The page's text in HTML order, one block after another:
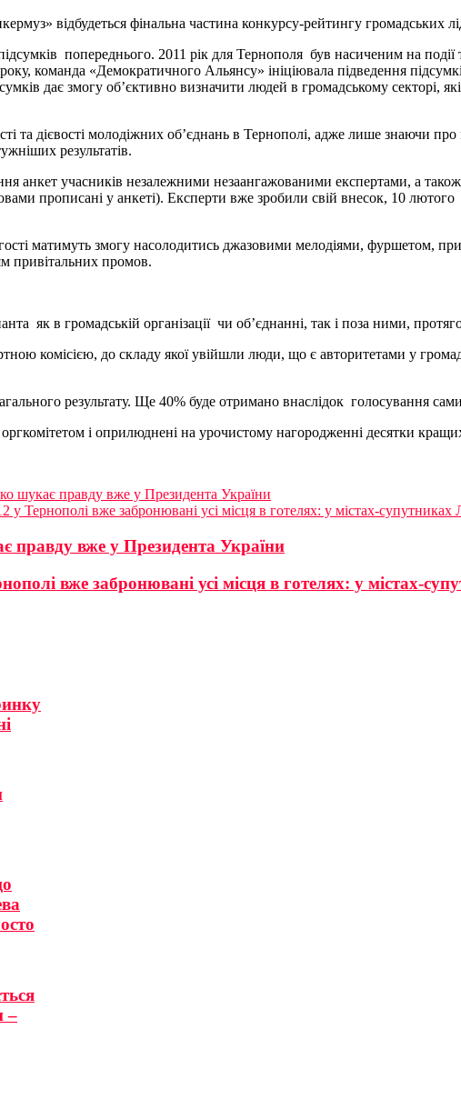
відбудеться фінальна частина конкурсу-рейтингу громадських
попереднього. 2011 рік для Тернополя був насиченим на
команда «Демократичного Альянсу» ініціювала підведення
дає змогу об’єктивно визначити людей в громадському секторі,
та дієвості молодіжних об’єднань в Тернополі, адже лише знаючи
результатів.
анкет учасників незалежними незаангажованими експертами, а
прописані у анкеті). Експерти вже зробили свій внесок, 10
матимуть змогу насолодитись джазовими мелодіями, фуршетом,
привітальних промов.
як в громадській організації чи об’єднанні, так і поза ними,
комісією, до складу якої увійшли люди, що є авторитетами у
результату. Ще 40% буде отримано внаслідок голосування
і оприлюднені на урочистому нагородженні десятки
шукає правду вже у Президента України
Тернополі вже забронювані усі місця в готелях: у містах-супутниках
вже у Президента України
вже забронювані усі місця в готелях: у містах-
–